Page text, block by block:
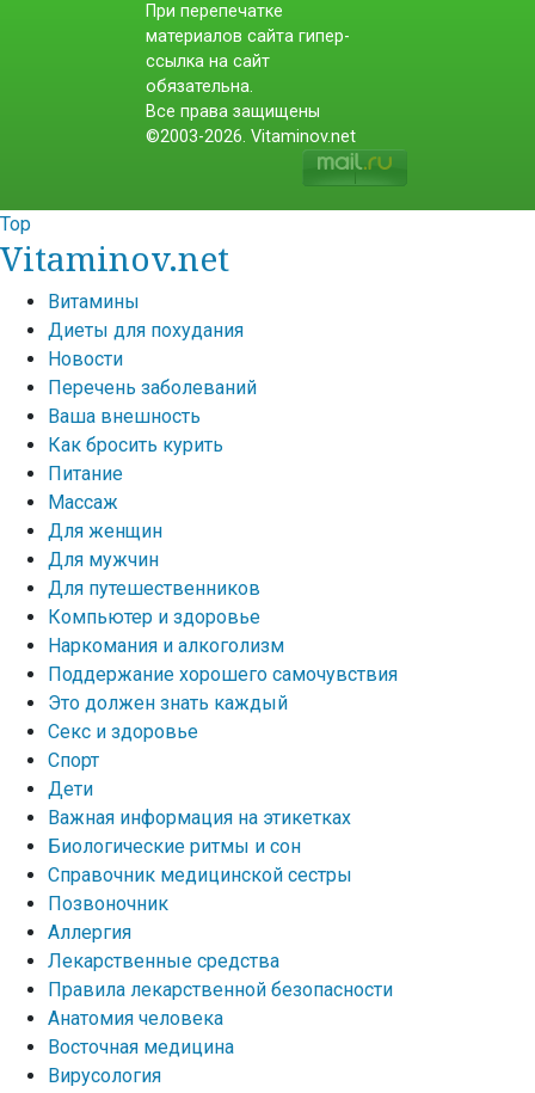
При перепечатке
материалов сайта гипер-
ссылка на сайт
обязательна.
Все права защищены
©2003-2026. Vitaminov.net
Top
Vitaminov.net
Витамины
Диеты для похудания
Новости
Перечень заболеваний
Ваша внешность
Как бросить курить
Питание
Массаж
Для женщин
Для мужчин
Для путешественников
Компьютер и здоровье
Наркомания и алкоголизм
Поддержание хорошего самочувствия
Это должен знать каждый
Секс и здоровье
Спорт
Дети
Важная информация на этикетках
Биологические ритмы и сон
Справочник медицинской сестры
Позвоночник
Аллергия
Лекарственные средства
Правила лекарственной безопасности
Aнатомия человека
Восточная медицина
Вирусология